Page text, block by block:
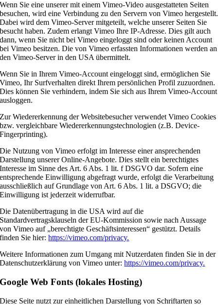
Wenn Sie eine unserer mit einem Vimeo-Video ausgestatteten Seiten
besuchen, wird eine Verbindung zu den Servern von Vimeo hergestellt.
Dabei wird dem Vimeo-Server mitgeteilt, welche unserer Seiten Sie
besucht haben. Zudem erlangt Vimeo Ihre IP-Adresse. Dies gilt auch
dann, wenn Sie nicht bei Vimeo eingeloggt sind oder keinen Account
bei Vimeo besitzen. Die von Vimeo erfassten Informationen werden an
den Vimeo-Server in den USA übermittelt.
Wenn Sie in Ihrem Vimeo-Account eingeloggt sind, ermöglichen Sie
Vimeo, Ihr Surfverhalten direkt Ihrem persönlichen Profil zuzuordnen.
Dies können Sie verhindern, indem Sie sich aus Ihrem Vimeo-Account
ausloggen.
Zur Wiedererkennung der Websitebesucher verwendet Vimeo Cookies
bzw. vergleichbare Wiedererkennungstechnologien (z.B. Device-
Fingerprinting).
Die Nutzung von Vimeo erfolgt im Interesse einer ansprechenden
Darstellung unserer Online-Angebote. Dies stellt ein berechtigtes
Interesse im Sinne des Art. 6 Abs. 1 lit. f DSGVO dar. Sofern eine
entsprechende Einwilligung abgefragt wurde, erfolgt die Verarbeitung
ausschließlich auf Grundlage von Art. 6 Abs. 1 lit. a DSGVO; die
Einwilligung ist jederzeit widerrufbar.
Die Datenübertragung in die USA wird auf die
Standardvertragsklauseln der EU-Kommission sowie nach Aussage
von Vimeo auf „berechtigte Geschäftsinteressen“ gestützt. Details
finden Sie hier:https://vimeo.com/privacy.
Weitere Informationen zum Umgang mit Nutzerdaten finden Sie in der
Datenschutzerklärung von Vimeo unter:https://vimeo.com/privacy.
Google Web Fonts (lokales Hosting)
Diese Seite nutzt zur einheitlichen Darstellung von Schriftarten so